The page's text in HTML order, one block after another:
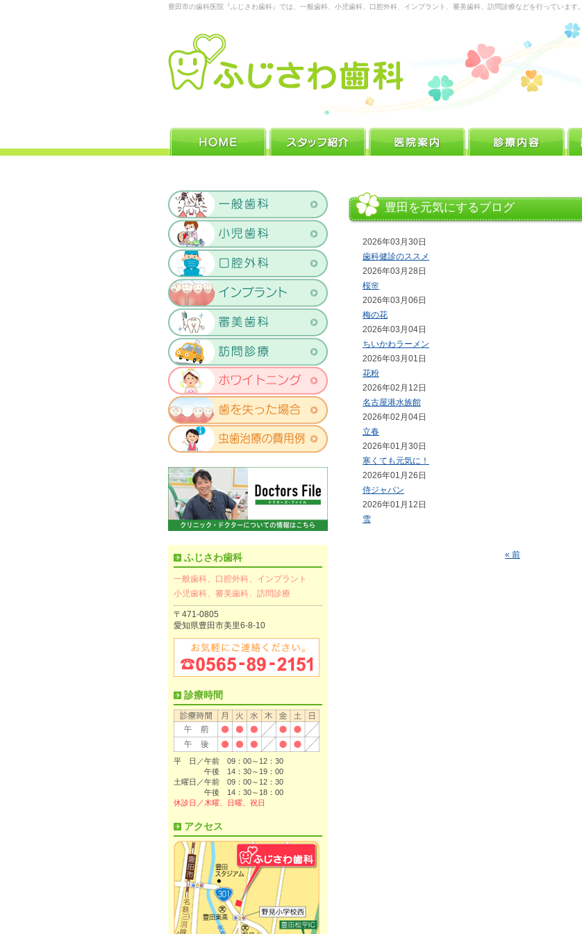
豊田市の歯科医院『ふじさわ歯科』では、一般歯科、小児歯科、口腔外科、インプラント、審美歯科、訪問診療などを行っています。
豊田を元気にするブログ
2026年03月30日
歯科健診のススメ
2026年03月28日
桜🌸
2026年03月06日
梅の花
2026年03月04日
ちいかわラーメン
2026年03月01日
花粉
2026年02月12日
名古屋港水族館
2026年02月04日
立春
2026年01月30日
寒くても元気に！
2026年01月26日
侍ジャパン
2026年01月12日
雪
« 前
ふじさわ歯科
一般歯科、口腔外科、インプラント
小児歯科、審美歯科、訪問診療
〒471-0805
愛知県豊田市美里6-8-10
診療時間
平 日／午前 09：00～12：30
午後 14：30～19：00
土曜日／午前 09：00～12：30
午後 14：30～18：00
休診日／木曜、日曜、祝日
アクセス